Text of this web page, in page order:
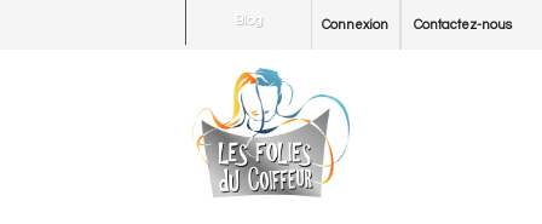
Contactez-nous
Connexion
Blog